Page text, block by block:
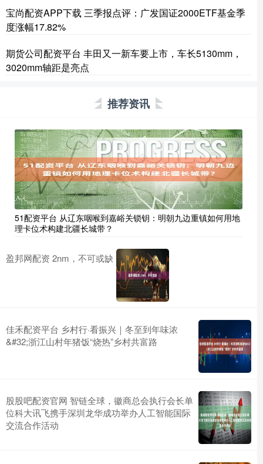
宝尚配资APP下载 三季报点评：广发国证2000ETF基金季
度涨幅17.82%
期货公司配资平台 丰田又一新车要上市，车长5130mm，
3020mm轴距是亮点
推荐资讯
51配资平台 从辽东咽喉到嘉峪关锁钥：明朝九边重镇如何用地
理卡位术构建北疆长城带？
盈邦网配资 2nm，不可或缺
佳禾配资平台 乡村行·看振兴｜冬至到年味浓
&#32;浙江山村年猪饭“烧热”乡村共富路
股股吧配资官网 智链全球，徽商总会执行会长单
位科大讯飞携手深圳龙华成功举办人工智能国际
交流合作活动